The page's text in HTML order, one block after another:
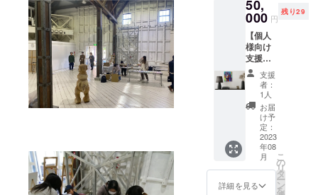
載する
お名前
は、支
援時に
ご登録
いただ
く宛名
となり
ます。※
印字の
関係
上、ご
支援時
に記入
いただ
りの文
認くだ
さい。※
複数口
でのご
支援も
可能で
す。※法
人のご
支援も
可能で
す。※支
援時の
質問項
目への
きませ
す。お
届けす
る商品
とは誤
差が生
じる可
能性が
ござい
ます。
※ご支援
確定後
の返
金・
キャン
セル・
は、対
SNSの
アイコ
刺に挿
入して
いただ
くな
ど、多
岐にわ
たって
ご利用
いただ
けま
す。 下
記の特
典も付
属いた
作品を
制作い
たしま
す。
データ
での納
品とな
ります
ので、
SNSの
アイコ
ンや名
刺に挿
入して
いただ
くな
ど、多
50,
000 円
残り29
【個人
様向け
支援
コース
C】 SM
サイズ
絵画作
(227×1
58mm)
SMサイ
ズの絵
画作品1
点をご
支援
者：
1人
お届
け予
定：
2023
年08
月
詳細を見る
こ
の
リ
タ
ー
ン
を